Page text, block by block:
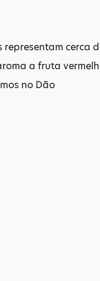
representam cerca
a fruta
no Dão